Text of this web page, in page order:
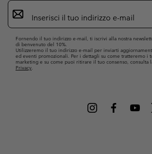
Iscrizione
e-
mail
Fornendo il tuo indirizzo e-mail, ti iscrivi alla nostra
di benvenuto del 10%.
Utilizzeremo il tuo indirizzo e-mail per inviarti
ed eventi promozionali. Per i dettagli su come tratteremo i
marketing e su come puoi ritirare il tuo consenso, consulta
Privacy.